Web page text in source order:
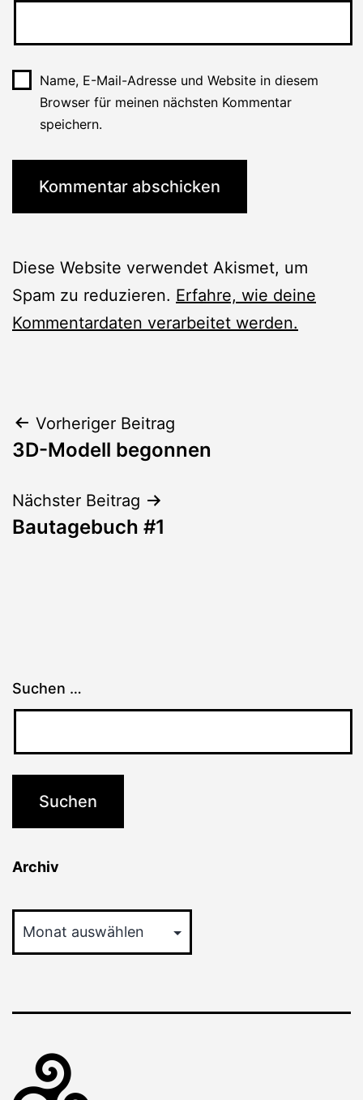
Name, E-Mail-Adresse und Website in diesem
Browser für meinen nächsten Kommentar
speichern.
Diese Website verwendet Akismet, um
Spam zu reduzieren. Erfahre, wie deine
Kommentardaten verarbeitet werden.
Beitragsnavigation
Vorheriger Beitrag
3D-Modell begonnen
Nächster Beitrag
Bautagebuch #1
Suchen …
Archiv